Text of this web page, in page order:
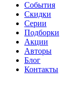
События
Скидки
Серии
Подборки
Акции
Авторы
Блог
Контакты